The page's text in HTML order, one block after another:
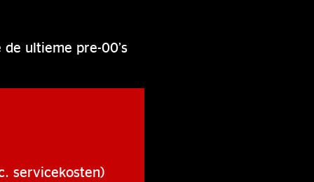
ultieme pre-00’s
servicekosten)